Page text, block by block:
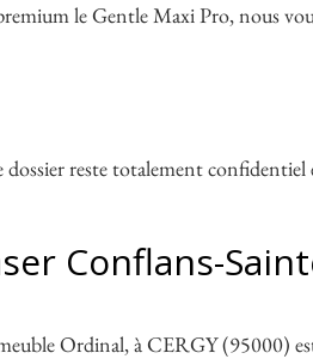
le Gentle Maxi Pro, nous
reste totalement
Conflans-
Ordinal, à CERGY (95000)